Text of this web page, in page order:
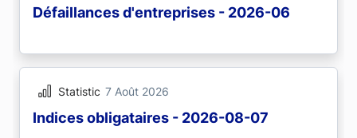
Défaillances d'entreprises - 2026-06
Statistic 7 Août 2026
Indices obligataires - 2026-08-07